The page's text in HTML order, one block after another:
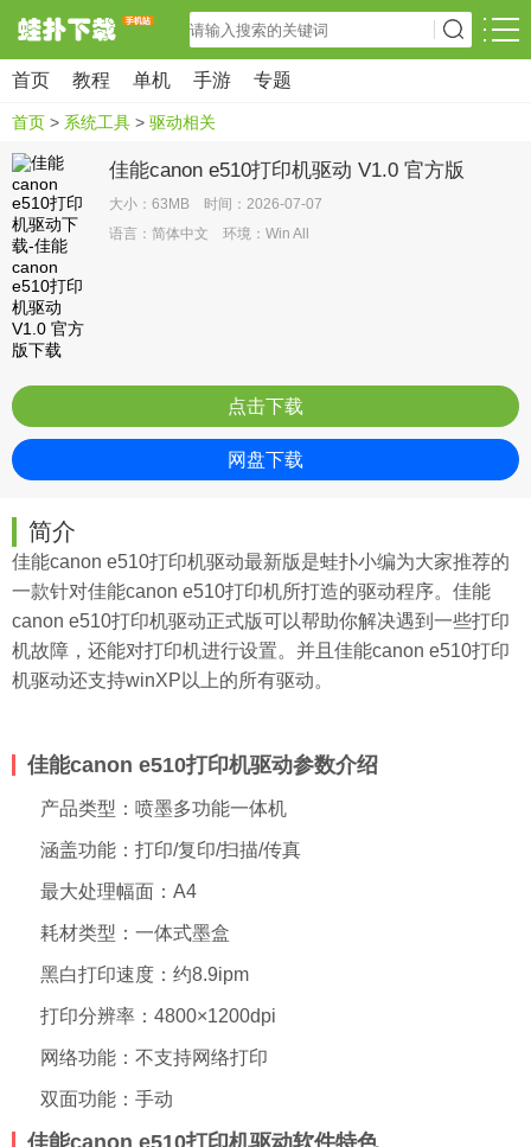
首页 教程 单机 手游 专题
首页 > 系统工具 > 驱动相关
佳能canon e510打印机驱动 V1.0 官方版
大小：63MB 时间：2026-07-07
语言：简体中文 环境：Win All
点击下载
网盘下载
简介
佳能canon e510打印机驱动最新版是蛙扑小编为大家推荐的
一款针对佳能canon e510打印机所打造的驱动程序。佳能
canon e510打印机驱动正式版可以帮助你解决遇到一些打印
机故障，还能对打印机进行设置。并且佳能canon e510打印
机驱动还支持winXP以上的所有驱动。
佳能canon e510打印机驱动参数介绍
产品类型：喷墨多功能一体机
涵盖功能：打印/复印/扫描/传真
最大处理幅面：A4
耗材类型：一体式墨盒
黑白打印速度：约8.9ipm
打印分辨率：4800×1200dpi
网络功能：不支持网络打印
双面功能：手动
佳能canon e510打印机驱动软件特色